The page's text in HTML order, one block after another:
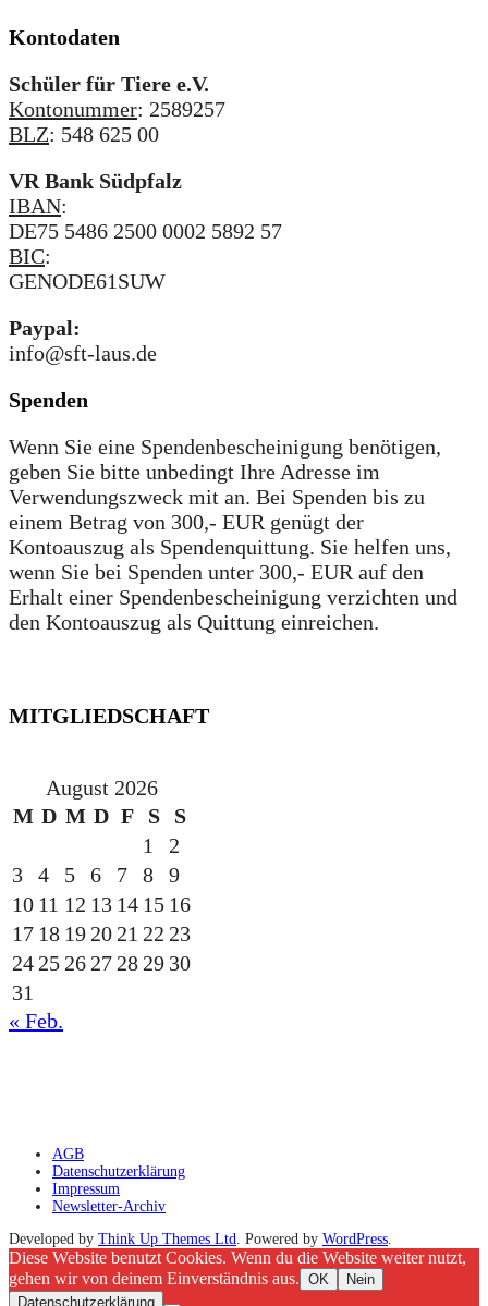
Kontodaten
Schüler für Tiere e.V.
Kontonummer: 2589257
BLZ: 548 625 00
VR Bank Südpfalz
IBAN:
DE75 5486 2500 0002 5892 57
BIC:
GENODE61SUW
Paypal:
info@sft-laus.de
Spenden
Wenn Sie eine Spendenbescheinigung benötigen,
geben Sie bitte unbedingt Ihre Adresse im
Verwendungszweck mit an. Bei Spenden bis zu
einem Betrag von 300,- EUR genügt der
Kontoauszug als Spendenquittung. Sie helfen uns,
wenn Sie bei Spenden unter 300,- EUR auf den
Erhalt einer Spendenbescheinigung verzichten und
den Kontoauszug als Quittung einreichen.
MITGLIEDSCHAFT
August 2026
M D M D F S
S
1
2
3
4 5 6 7 8
9
10 11 12 13 14 15 16
17 18 192021 22 23
242526272829 30
31
« Feb.
AGB
Datenschutzerklärung
Impressum
Newsletter-Archiv
Developed by Think Up Themes Ltd. Powered by WordPress.
Diese Website benutzt Cookies. Wenn du die Website weiter nutzt,
gehen wir von deinem Einverständnis aus. OK
Nein
Datenschutzerklärung